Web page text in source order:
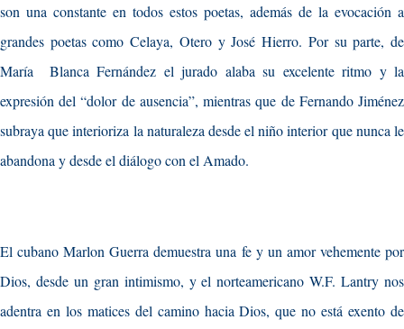
son una constante en todos estos poetas, además de la evocación a
grandes poetas como Celaya, Otero y José Hierro. Por su parte, de
María Blanca Fernández el jurado alaba su excelente ritmo y la
expresión del “dolor de ausencia”, mientras que de Fernando Jiménez
subraya que interioriza la naturaleza desde el niño interior que nunca le
abandona y desde el diálogo con el Amado.
El cubano Marlon Guerra demuestra una fe y un amor vehemente por
Dios, desde un gran intimismo, y el norteamericano W.F. Lantry nos
adentra en los matices del camino hacia Dios, que no está exento de